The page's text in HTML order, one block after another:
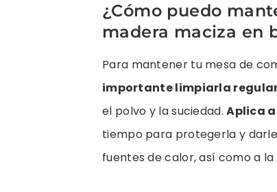
¿Cómo puedo
madera maciza en
Para mantener tu mesa de
importante limpiarla
el polvo y la suciedad.Aplica
tiempo para protegerla y
fuentes de calor, así como a